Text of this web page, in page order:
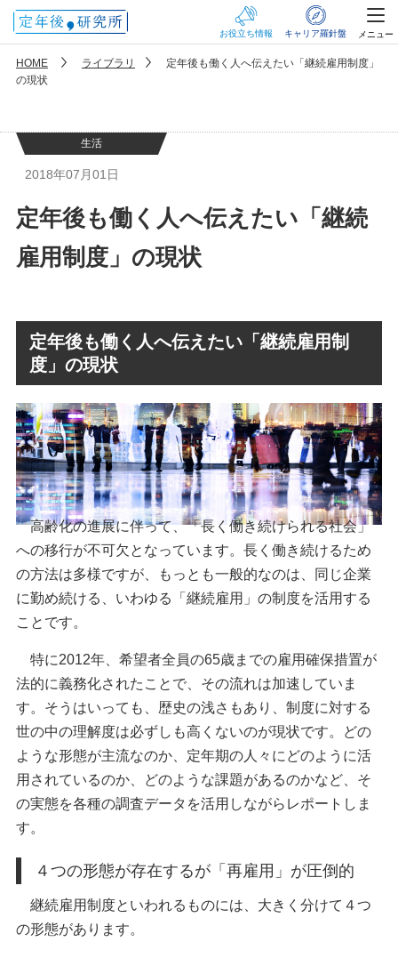
お役立ち情報 キャリア羅針盤 メニュー
HOME ライブラリ
定年後も働く人へ伝えたい「継続雇用制度」
の現状
生活
2018年07月01日
定年後も働く人へ伝えたい「継続
雇用制度」の現状
定年後も働く人へ伝えたい「継続雇用制
度」の現状
高齢化の進展に伴って、「長く働き続けられる社会」
への移行が不可欠となっています。長く働き続けるため
の方法は多様ですが、もっとも一般的なのは、同じ企業
に勤め続ける、いわゆる「継続雇用」の制度を活用する
ことです。
特に2012年、希望者全員の65歳までの雇用確保措置が
法的に義務化されたことで、その流れは加速していま
す。そうはいっても、歴史の浅さもあり、制度に対する
世の中の理解度は必ずしも高くないのが現状です。どの
ような形態が主流なのか、定年期の人々にどのように活
用されているのか、どのような課題があるのかなど、そ
の実態を各種の調査データを活用しながらレポートしま
す。
４つの形態が存在するが「再雇用」が圧倒的
継続雇用制度といわれるものには、大きく分けて４つ
の形態があります。